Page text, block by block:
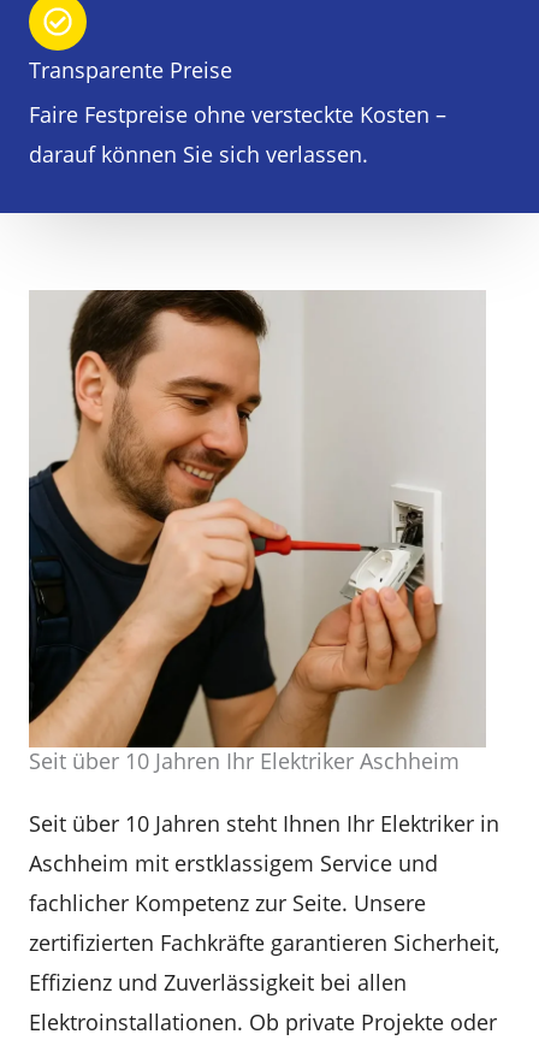
Transparente Preise
Faire Festpreise ohne versteckte Kosten –
darauf können Sie sich verlassen.
Seit über 10 Jahren Ihr Elektriker Aschheim
Seit über 10 Jahren steht Ihnen Ihr Elektriker in
Aschheim mit erstklassigem Service und
fachlicher Kompetenz zur Seite. Unsere
zertifizierten Fachkräfte garantieren Sicherheit,
Effizienz und Zuverlässigkeit bei allen
Elektroinstallationen. Ob private Projekte oder